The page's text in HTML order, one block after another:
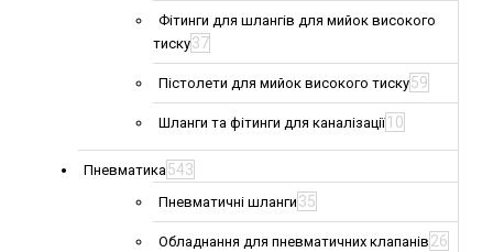
Фітинги для шлангів для мийок високого
тиску37
Пістолети для мийок високого тиску59
Шланги та фітинги для каналізації 10
Пневматика543
Пневматичні шланги 35
Обладнання для пневматичних клапанів 26